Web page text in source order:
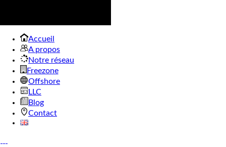
Accueil
A propos
Notre réseau
Freezone
Offshore
LLC
Blog
Contact